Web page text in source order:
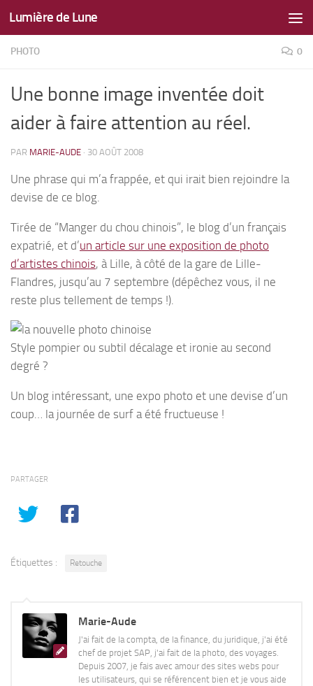
Skip to content
Lumière de Lune
PHOTO 0
Une bonne image inventée doit
aider à faire attention au réel.
PAR MARIE-AUDE · 30 AOÛT 2008
Une phrase qui m’a frappée, et qui irait bien rejoindre la
devise de ce blog.
Tirée de “Manger du chou chinois”, le blog d’un français
expatrié, et d’un article sur une exposition de photo
d’artistes chinois, à Lille, à côté de la gare de Lille-
Flandres, jusqu’au 7 septembre (dépêchez vous, il ne
reste plus tellement de temps !).
Style pompier ou subtil décalage et ironie au second
degré ?
Un blog intéressant, une expo photo et une devise d’un
coup… la journée de surf a été fructueuse !
PARTAGER
Étiquettes : Retouche
Marie-Aude
J'ai fait de la compta, de la finance, du juridique, j'ai été
chef de projet SAP, j'ai fait de la photo, des voyages.
Depuis 2007, je fais avec amour des sites webs pour
les utilisateurs, qui se référencent bien et je vous aide